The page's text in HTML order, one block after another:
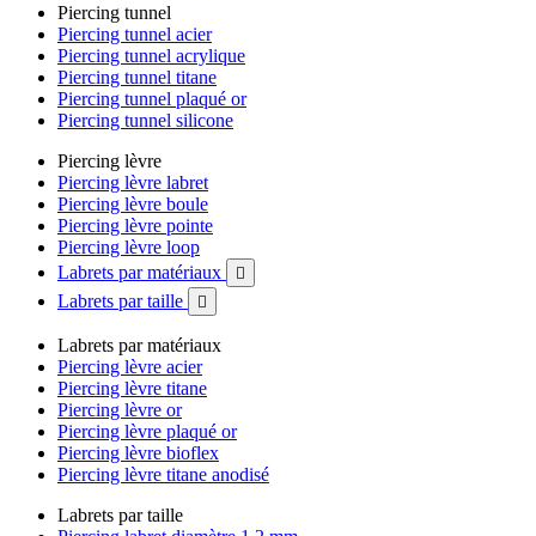
Piercing tunnel
Piercing tunnel acier
Piercing tunnel acrylique
Piercing tunnel titane
Piercing tunnel plaqué or
Piercing tunnel silicone
Piercing lèvre
Piercing lèvre labret
Piercing lèvre boule
Piercing lèvre pointe
Piercing lèvre loop
Labrets par matériaux

Labrets par taille 
Labrets par matériaux
Piercing lèvre acier
Piercing lèvre titane
Piercing lèvre or
Piercing lèvre plaqué or
Piercing lèvre bioflex
Piercing lèvre titane anodisé
Labrets par taille